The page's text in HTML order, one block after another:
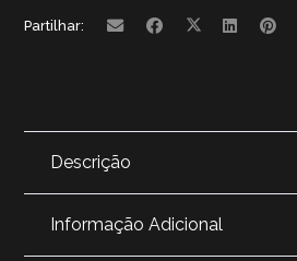
Partilhar:
Descrição
Informação Adicional